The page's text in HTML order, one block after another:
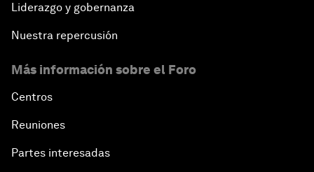
Liderazgo y gobernanza
Nuestra repercusión
Más información sobre el Foro
Centros
Reuniones
Partes interesadas